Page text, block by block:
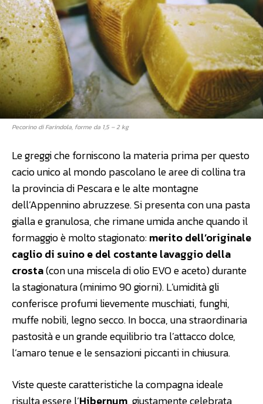
Pecorino di Farindola, forme da 1,5 – 2 kg
Le greggi che forniscono la materia prima per questo
cacio unico al mondo pascolano le aree di collina tra
la provincia di Pescara e le alte montagne
dell’Appennino abruzzese. Si presenta con una pasta
gialla e granulosa, che rimane umida anche quando il
formaggio è molto stagionato:merito dell’originale
caglio di suino e del costante lavaggio della
crosta(con una miscela di olio EVO e aceto) durante
la stagionatura (minimo 90 giorni). L’umidità gli
conferisce profumi lievemente muschiati, funghi,
muffe nobili, legno secco. In bocca, una straordinaria
pastosità e un grande equilibrio tra l’attacco dolce,
l’amaro tenue e le sensazioni piccanti in chiusura.
Viste queste caratteristiche la compagna ideale